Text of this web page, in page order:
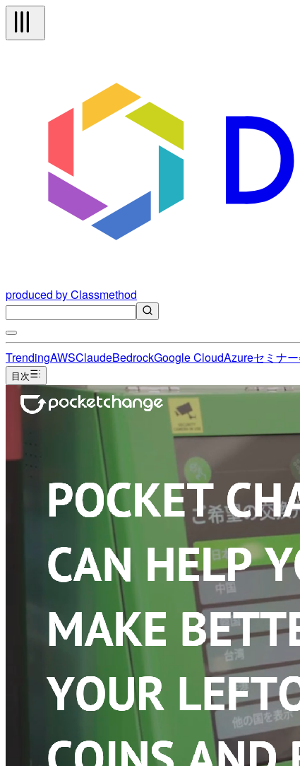
produced by Classmethod
TrendingAWSClaudeBedrockGoogle CloudAzureセミナー
目次